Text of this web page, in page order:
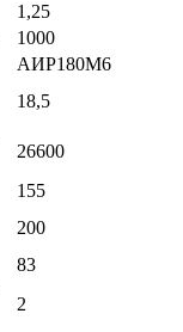
1,25
1000
АИР180М6
18,5
26600
155
200
83
2